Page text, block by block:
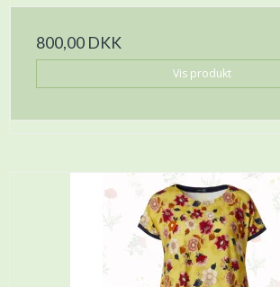
800,00 DKK
Vis produkt